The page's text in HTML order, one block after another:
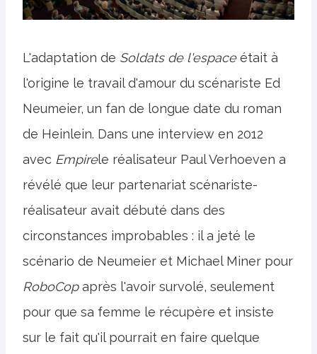
L'adaptation de Soldats de l'espaceétait à
l'origine le travail d'amour du scénariste Ed
Neumeier, un fan de longue date du roman
de Heinlein. Dans une interview en 2012
avec Empirele réalisateur Paul Verhoeven a
révélé que leur partenariat scénariste-
réalisateur avait débuté dans des
circonstances improbables : il a jeté le
scénario de Neumeier et Michael Miner pour
RoboCopaprès l'avoir survolé, seulement
pour que sa femme le récupère et insiste
sur le fait qu'il pourrait en faire quelque